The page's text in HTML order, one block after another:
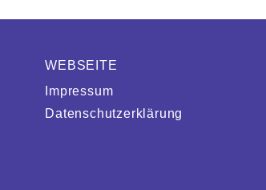
WEBSEITE
Impressum
Datenschutzerklärung